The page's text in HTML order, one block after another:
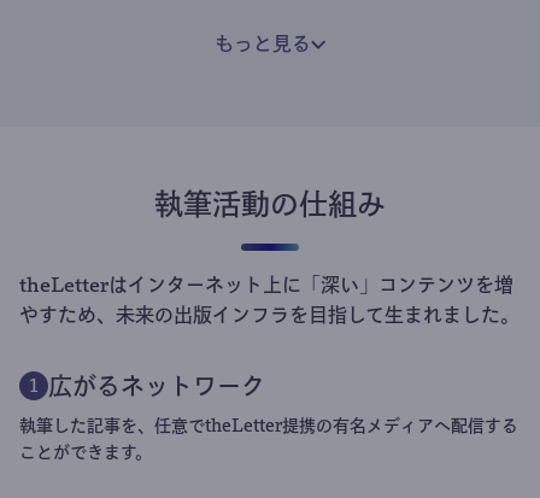
もっと見る
執筆活動の仕組み
theLetterはインターネット上に「深い」コンテンツを増
やすため、未来の出版インフラを目指して生まれました。
1 広がるネットワーク
執筆した記事を、任意でtheLetter提携の有名メディアへ配信する
ことができます。